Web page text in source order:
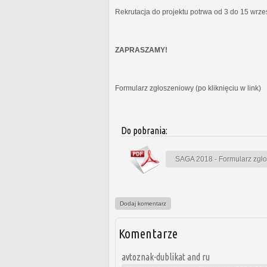
Rekrutacja do projektu potrwa od 3 do 15
ZAPRASZAMY!
Formularz zgłoszeniowy (po kliknięciu w link)
Do pobrania:
SAGA 2018 - Formularz
Dodaj komentarz
Komentarze
avtoznak-dublikat and ru